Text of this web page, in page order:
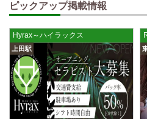
制服あり、ノルマ、罰金なし 高額報酬
厚い福利厚生を完備しております！ぜ
2025/04/12 [伏見駅]
sirena (シレーナ) 錦ルーム
制服あり、ノルマ、罰金なし 高額報酬
厚い福利厚生を完備しております！ぜ
2025/04/09[藤が丘駅]
sirena (シレーナ) 名東ルーム
ピックアップ掲載情報
Hyrax～ハイラックス
上田駅